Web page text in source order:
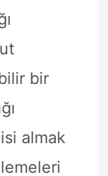
bir
almak